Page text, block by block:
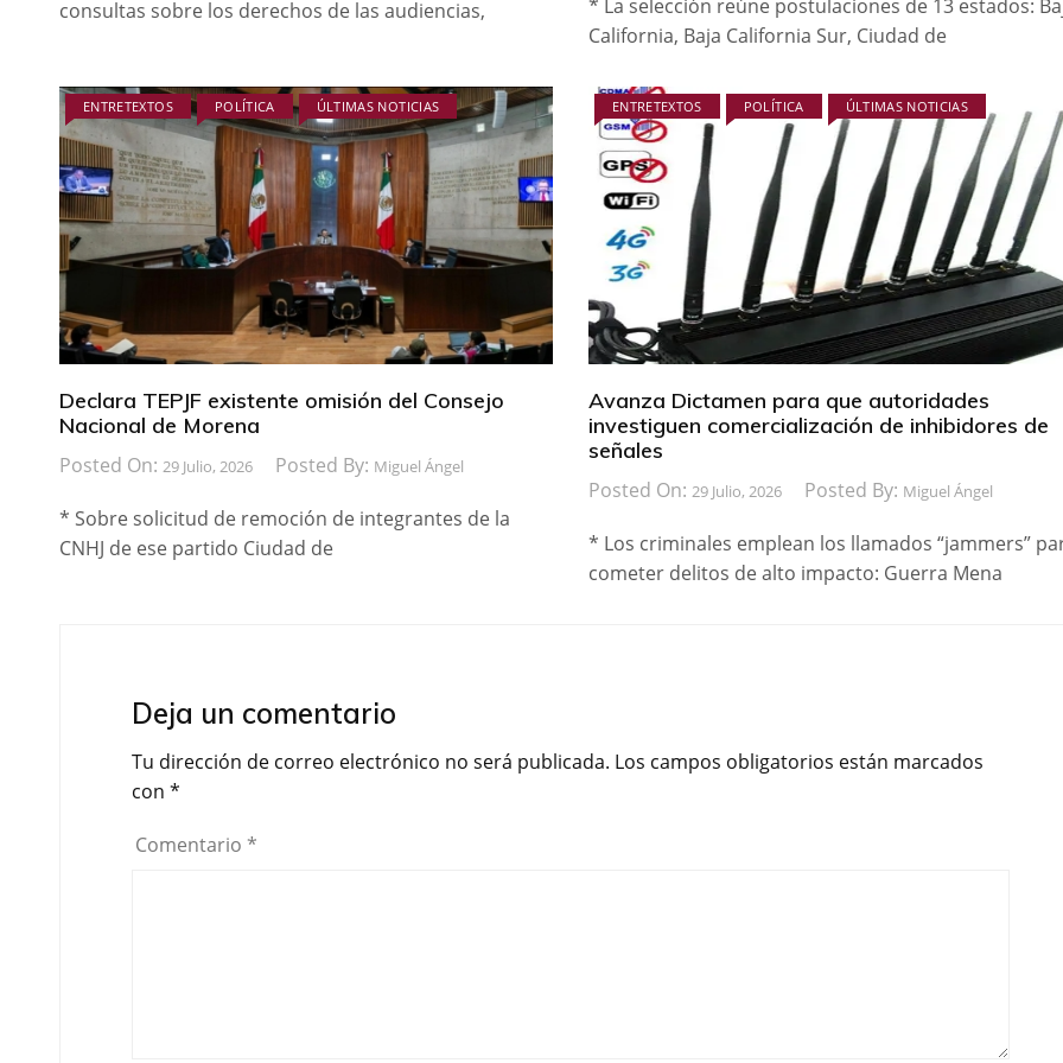
consultas sobre los derechos de las audiencias,
* La selección reúne postulaciones de 13 estados:
California, Baja California Sur, Ciudad de
ENTRETEXTOS POLÍTICA ÚLTIMAS NOTICIAS
Declara TEPJF existente omisión del Consejo
Nacional de Morena
Posted On: 29 Julio, 2026 Posted By: Miguel Ángel
* Sobre solicitud de remoción de integrantes de la
CNHJ de ese partido Ciudad de
ENTRETEXTOS POLÍTICA ÚLTIMAS NOTICIAS
Avanza Dictamen para que autoridades
investiguen comercialización de inhibidores de
señales
Posted On: 29 Julio, 2026 Posted By: Miguel Ángel
* Los criminales emplean los llamados “jammers”
cometer delitos de alto impacto: Guerra Mena
Deja un comentario
Tu dirección de correo electrónico no será publicada. Los campos obligatorios están marcados
con *
Comentario *